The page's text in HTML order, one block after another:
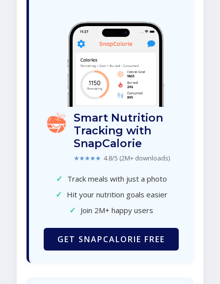
Smart Nutrition
Tracking with
SnapCalorie
★★★★★ 4.8/5 (2M+ downloads)
✓ Track meals with just a photo
✓ Hit your nutrition goals easier
✓ Join 2M+ happy users
GET SNAPCALORIE FREE